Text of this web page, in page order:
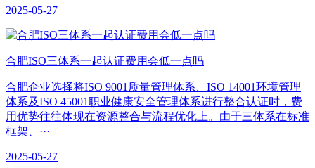
2025-05-27
合肥ISO三体系一起认证费用会低一点吗
合肥企业选择将ISO 9001质量管理体系、ISO 14001环境管理
体系及ISO 45001职业健康安全管理体系进行整合认证时，费
用优势往往体现在资源整合与流程优化上。由于三体系在标准
框架、···
2025-05-27